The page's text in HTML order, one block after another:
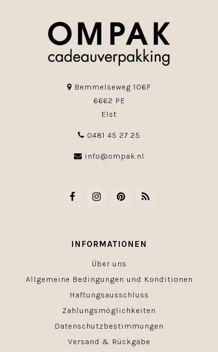
Bemmelseweg 106F
6662 PE
Elst
0481 45 27 25
info@ompak.nl
INFORMATIONEN
Über uns
Allgemeine Bedingungen und Konditionen
Haftungsausschluss
Zahlungsmöglichkeiten
Datenschutzbestimmungen
Versand & Rückgabe